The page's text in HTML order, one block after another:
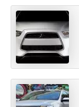
e
s
e
g
u
r